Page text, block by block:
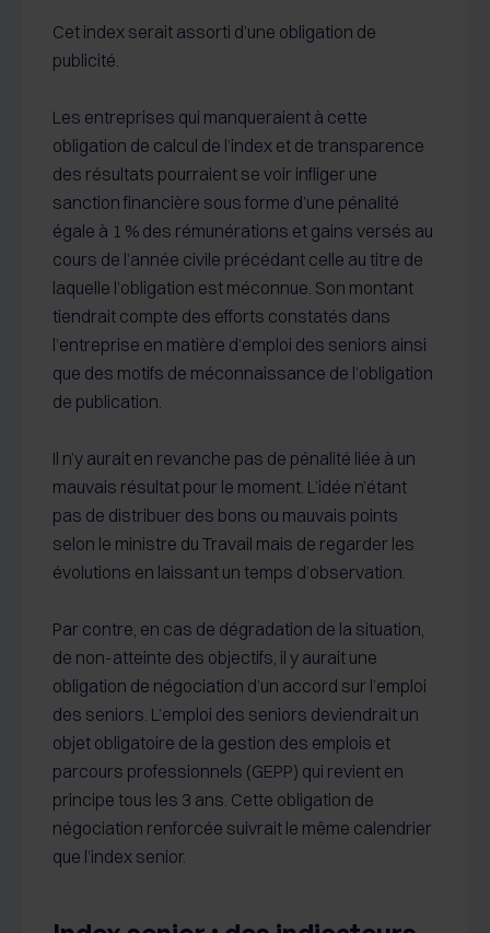
Cet index serait assorti d’une obligation de
publicité.
Les entreprises qui manqueraient à cette
obligation de calcul de l’index et de transparence
des résultats pourraient se voir infliger une
sanction financière sous forme d’une pénalité
égale à 1 % des rémunérations et gains versés au
cours de l’année civile précédant celle au titre de
laquelle l’obligation est méconnue. Son montant
tiendrait compte des efforts constatés dans
l’entreprise en matière d’emploi des seniors ainsi
que des motifs de méconnaissance de l’obligation
de publication.
Il n’y aurait en revanche pas de pénalité liée à un
mauvais résultat pour le moment. L’idée n’étant
pas de distribuer des bons ou mauvais points
selon le ministre du Travail mais de regarder les
évolutions en laissant un temps d’observation.
Par contre, en cas de dégradation de la situation,
de non-atteinte des objectifs, il y aurait une
obligation de négociation d’un accord sur l’emploi
des seniors. L’emploi des seniors deviendrait un
objet obligatoire de la gestion des emplois et
parcours professionnels (GEPP) qui revient en
principe tous les 3 ans. Cette obligation de
négociation renforcée suivrait le même calendrier
que l’index senior.